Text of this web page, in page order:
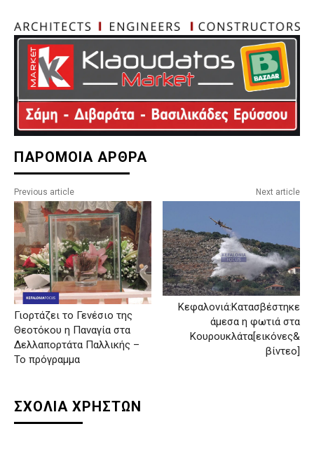
ΠΑΡΟΜΟΙΑ ΑΡΘΡΑ
Previous article
Γιορτάζει το Γενέσιο της
Θεοτόκου η Παναγία στα
Δελλαπορτάτα Παλλικής –
Το πρόγραμμα
Next article
Κεφαλονιά:Κατασβέστηκε
άμεσα η φωτιά στα
Κουρουκλάτα[εικόνες&
βίντεο]
ΣΧΟΛΙΑ ΧΡΗΣΤΩΝ